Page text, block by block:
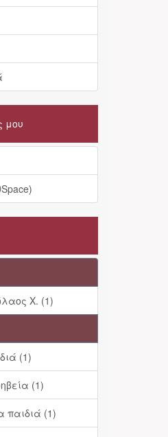
μου
Χ. (1)
(1)
(1)
παιδιά (1)